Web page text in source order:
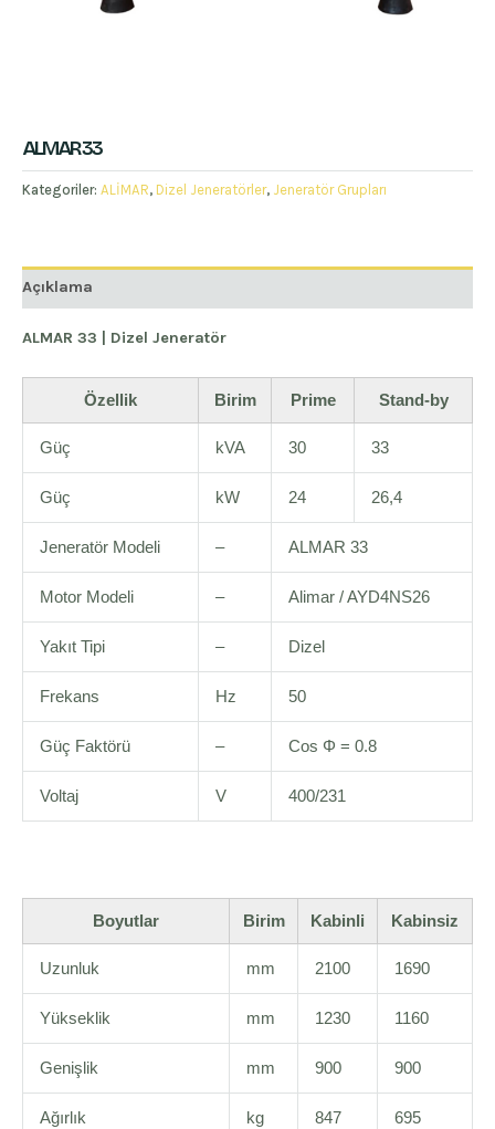
ALMAR 33
Kategoriler: ALİMAR, Dizel Jeneratörler, Jeneratör Grupları
Açıklama
ALMAR 33 | Dizel Jeneratör
Özellik Birim Prime Stand-by
Güç kVA 30 33
Güç kW 24 26,4
Jeneratör Modeli – ALMAR 33
Motor Modeli – Alimar / AYD4NS26
Yakıt Tipi – Dizel
Frekans Hz 50
Güç Faktörü – Cos Φ = 0.8
Voltaj V 400/231
Boyutlar Birim Kabinli Kabinsiz
Uzunluk mm 2100 1690
Yükseklik mm 1230 1160
Genişlik mm 900 900
Ağırlık kg 847 695